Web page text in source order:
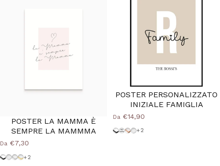
POSTER LA MAMMA È
SEMPRE LA MAMMMA
Da €7,30
Cornice Nera
Cornice Bianca
Cornice Argento
Cornice Oro
+2
POSTER PERSONALIZZATO
INIZIALE FAMIGLIA
Da €14,90
Cornice Nera
Senza Cornice
Cornice Wood Natural
Cornice Bianca
+2